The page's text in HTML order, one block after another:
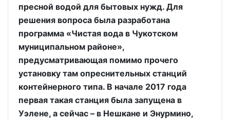
пресной водой для бытовых нужд. Для
решения вопроса была разработана
программа «Чистая вода в Чукотском
муниципальном районе»,
предусматривающая помимо прочего
установку там опреснительных станций
контейнерного типа. В начале 2017 года
первая такая станция была запущена в
Уэлене, а сейчас – в Нешкане и Энурмино,